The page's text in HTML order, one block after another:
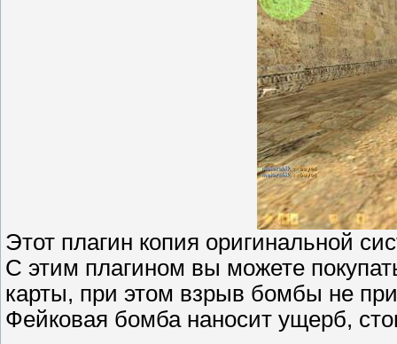
Этот плагин копия оригинальной
С этим плагином вы можете
карты, при этом взрыв бомбы не
Фейковая бомба наносит ущерб,